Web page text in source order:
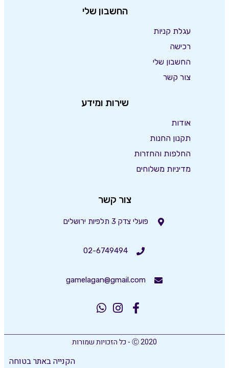
החשבון שלי
עגלת קניות
רכישה
החשבון שלי
צור קשר
שירות ומידע
אודות
תקנון החנות
החלפות והחזרות
מדיניות משלוחים
צור קשר
פועלי צדק 3 תלפיות ירושלים
02-6749494
gamelagan@gmail.com
Ⓒ 2020 - כל הזכויות שמורות
הקנייה באתר בטוחה